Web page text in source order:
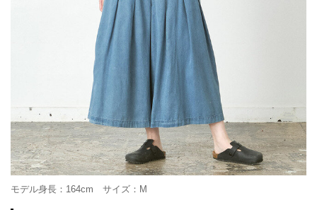
モデル身長：164cm サイズ：M